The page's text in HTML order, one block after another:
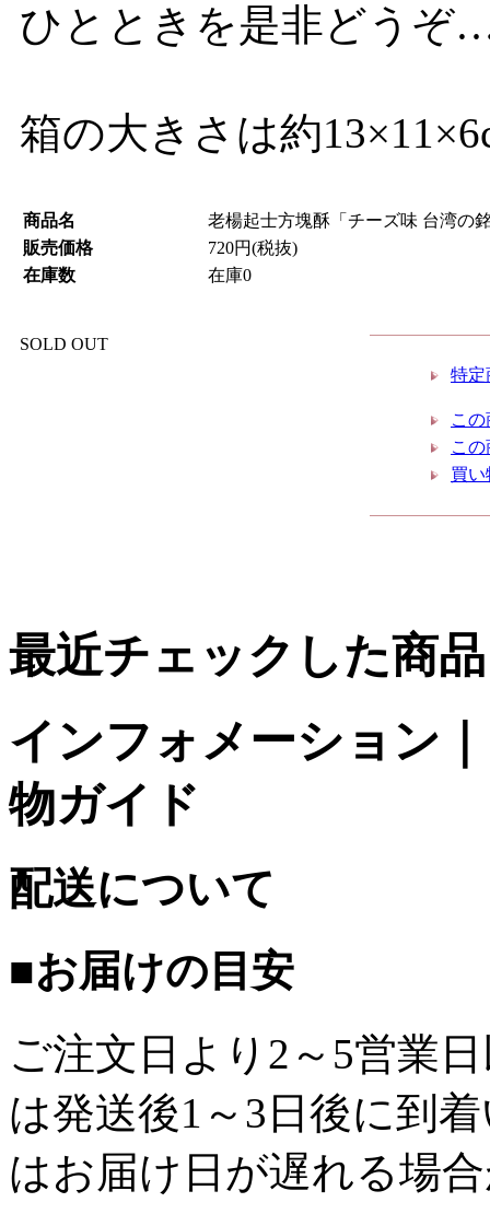
ひとときを是非どうぞ
箱の大きさは約
商品名
老楊起士方塊酥「チーズ味 台湾の
販売価格
720円(税抜)
在庫数
在庫0
SOLD OUT
特定
こ
こ
買い
最近チェックした商品
インフォメーション
物ガイド
配送について
■お届けの目安
ご注文日より2～5営業
は発送後1～3日後に到
はお届け日が遅れる場